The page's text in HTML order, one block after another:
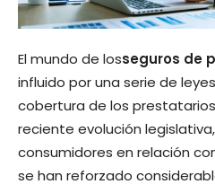
El mundo de losseguros de
influido por una serie de
cobertura de los
reciente evolución
consumidores en relación
se han reforzado